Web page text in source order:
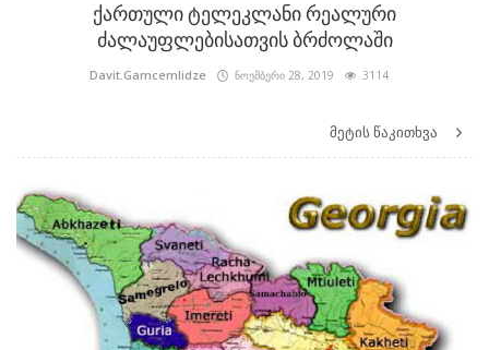
ქართული ტელეკლანი რეალური
ძალაუფლებისათვის ბრძოლაში
Davit.Gamcemlidze ნოემბერი 28, 2019 3114
მეტის წაკითხვა